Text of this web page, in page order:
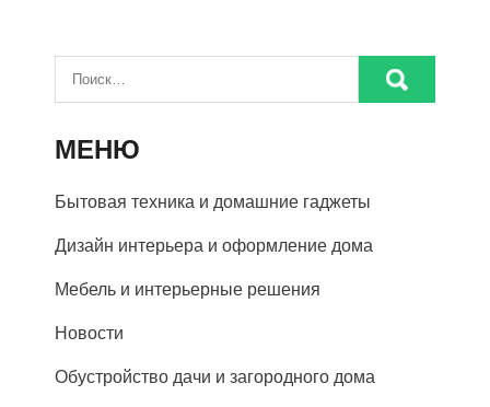
МЕНЮ
Бытовая техника и домашние гаджеты
Дизайн интерьера и оформление дома
Мебель и интерьерные решения
Новости
Обустройство дачи и загородного дома